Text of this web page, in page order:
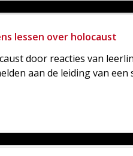
lessen over holocaust
door reacties van
aan de leiding van een